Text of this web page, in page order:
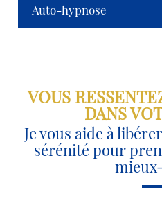
Auto-hypnose
VOUS
DANS
Je vous aide à
sérénité pour